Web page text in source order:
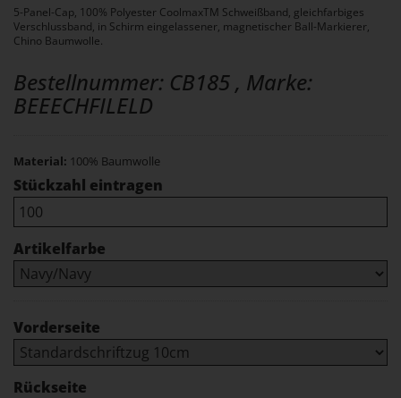
5-Panel-Cap, 100% Polyester CoolmaxTM Schweißband, gleichfarbiges
Verschlussband, in Schirm eingelassener, magnetischer Ball-Markierer,
Chino Baumwolle.
Bestellnummer: CB185 , Marke:
BEEECHFILELD
Material: 100% Baumwolle
Stückzahl eintragen
Artikelfarbe
Vorderseite
Rückseite